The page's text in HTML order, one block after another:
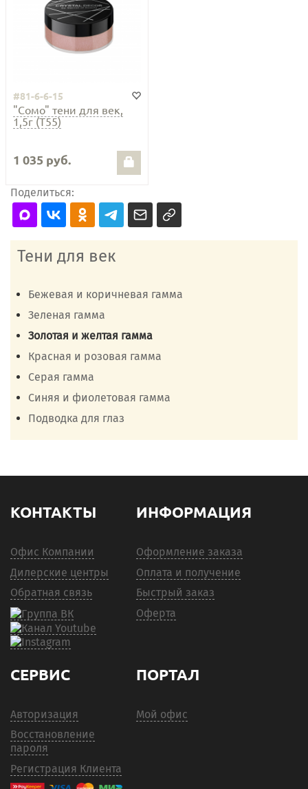
#81-6-6-15
"Сомо" тени для век,
1,5г (Т55)
1 035 руб.
Поделиться:
Тени для век
Бежевая и коричневая гамма
Зеленая гамма
Золотая и желтая гамма
Красная и розовая гамма
Серая гамма
Синяя и фиолетовая гамма
Подводка для глаз
КОНТАКТЫ
Офис Компании
Дилерские центры
Обратная связь
ИНФОРМАЦИЯ
Оформление заказа
Оплата и получение
Быстрый заказ
Оферта
СЕРВИС
Авторизация
Восстановление
пароля
Регистрация Клиента
ПОРТАЛ
Мой офис